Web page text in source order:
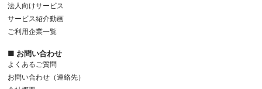
法人向けサービス
サービス紹介動画
ご利用企業一覧
■ お問い合わせ
よくあるご質問
お問い合わせ（連絡先）